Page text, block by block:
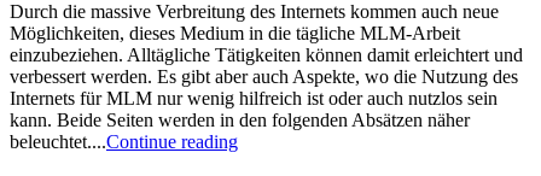
Durch die massive Verbreitung des Internets kommen auch neue
Möglichkeiten, dieses Medium in die tägliche MLM-Arbeit
einzubeziehen. Alltägliche Tätigkeiten können damit erleichtert und
verbessert werden. Es gibt aber auch Aspekte, wo die Nutzung des
Internets für MLM nur wenig hilfreich ist oder auch nutzlos sein
kann. Beide Seiten werden in den folgenden Absätzen näher
beleuchtet....Continue reading